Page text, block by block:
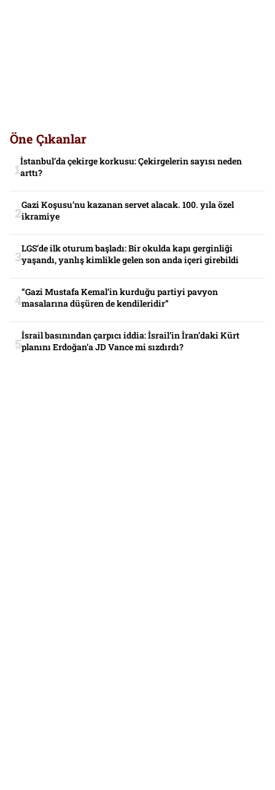
Öne Çıkanlar
İstanbul’da çekirge korkusu: Çekirgelerin sayısı neden
arttı?
Gazi Koşusu’nu kazanan servet alacak. 100. yıla özel
ikramiye
LGS’de ilk oturum başladı: Bir okulda kapı gerginliği
yaşandı, yanlış kimlikle gelen son anda içeri girebildi
“Gazi Mustafa Kemal’in kurduğu partiyi pavyon
masalarına düşüren de kendileridir”
İsrail basınından çarpıcı iddia: İsrail’in İran’daki Kürt
planını Erdoğan’a JD Vance mi sızdırdı?